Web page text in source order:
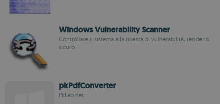
Windows Vulnerability Scanner
Controllare il sistema alla ricerca di vulnerabilità, renderlo
sicuro
pkPdfConverter
PkLab.net